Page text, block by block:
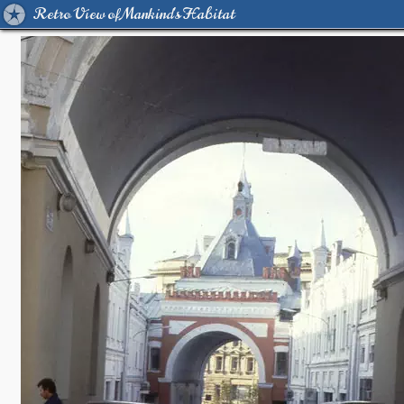
Retro View of Mankind's Habitat